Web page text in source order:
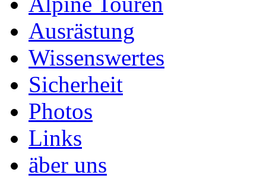
Ausrästung
Wissenswertes
Sicherheit
Photos
Links
äber uns